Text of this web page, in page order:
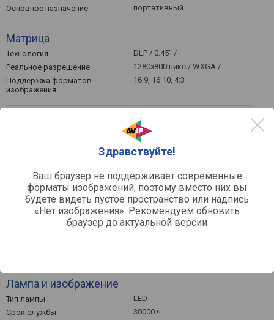
Здравствуйте!
Ваш браузер не поддерживает современные
форматы изображений, поэтому вместо них вы
будете видеть пустое пространство или надпись
«Нет изображения». Рекомендуем обновить
браузер до актуальной версии
Основное назначение портативный
Матрица
Технология
DLP / 0.45" /
Реальное разрешение
1280x800 пикс / WXGA /
Поддержка форматов
изображения
16:9, 16:10, 4:3
Wi-Fi 4 (802.11n) / адаптер в
комплекте /
Общее
Уровень шума (номинально)
32 дБ / 28 в экономичном
режиме /
Источник питания
сеть
Потребляемая мощность
85 Вт
Лампа и изображение
Тип лампы
LED
Срок службы
30000 ч